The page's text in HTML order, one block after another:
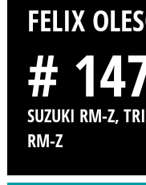
FELIX
#
SUZUKI RM-Z,
RM-Z